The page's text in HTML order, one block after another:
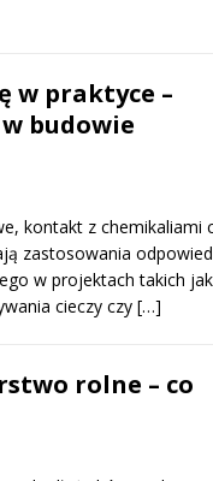
w praktyce –
budowie
kontakt z chemikaliami
zastosowania
w projektach takich jak
cieczy czy […]
rolne – co